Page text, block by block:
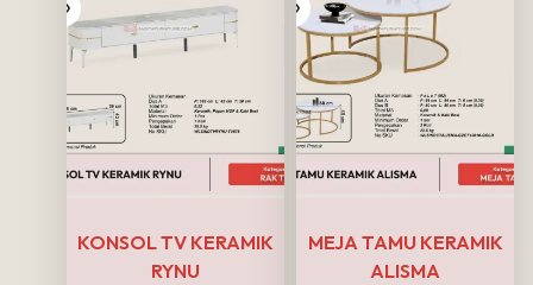
KONSOL TV KERAMIK
RYNU
MEJA TAMU KERAMIK
ALISMA